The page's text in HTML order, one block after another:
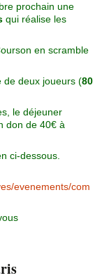
prochain une
qui réalise les
en scramble
de deux joueurs (80
le déjeuner
don de 40€ à
ci-dessous.
evenements/com